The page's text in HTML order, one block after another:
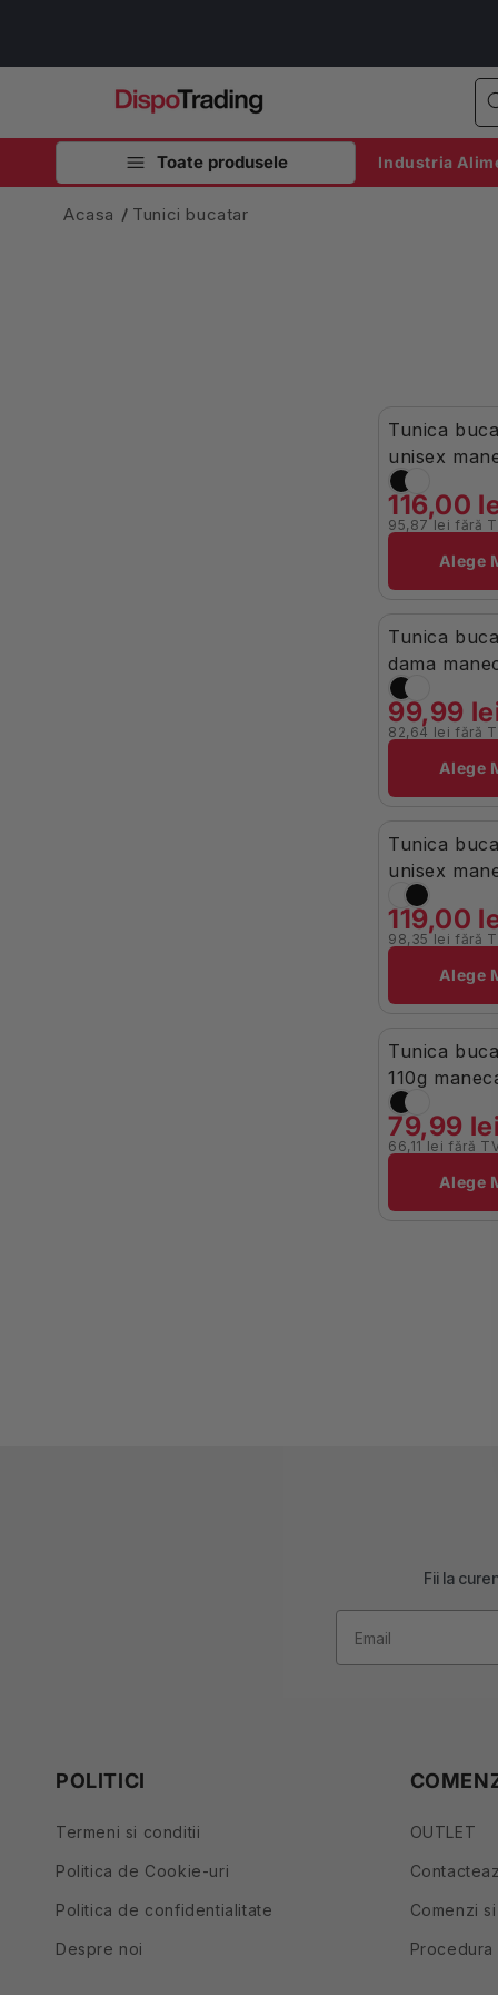
Toate produsele Industria
Acasa Tunici bucatar
În Stoc
Tunica
unisex
poplin
116,00
95,87 lei fără
Brand:
Alege
-12% În Stoc
Tunica
dama
poplin 165g
99,99
82,64 lei fără
Brand:
Alege
Stoc Limitat
Tunica
unisex
bumbac
119,00
98,35 lei fără
Brand:
Alege
-20% În Stoc
Tunica
110g
negru
79,99
66,11 lei fără
Brand:
Alege
Fii la
POLITICI
Termeni si conditii
Politica de Cookie-uri
Politica de confidentialitate
Despre noi
OUTLET
Comenzi